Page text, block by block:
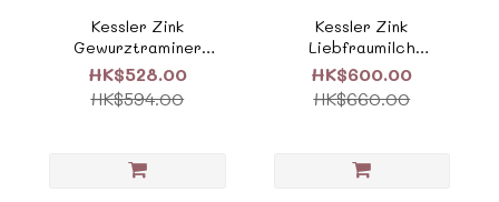
Kessler Zink
Gewurztraminer
Spatlese
2024《G028C》
HK$528.00
HK$594.00
Kessler Zink
Liebfraumilch
2024《G001D》
HK$600.00
HK$660.00